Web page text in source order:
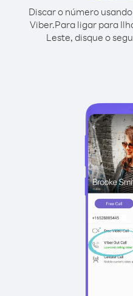
Discar o número
Viber.Para ligar para
Leste, disque o